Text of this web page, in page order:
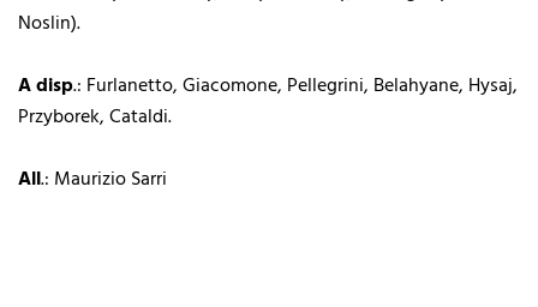
Noslin).
A disp.: Furlanetto, Giacomone, Pellegrini, Belahyane, Hysaj,
Przyborek, Cataldi.
All.: Maurizio Sarri